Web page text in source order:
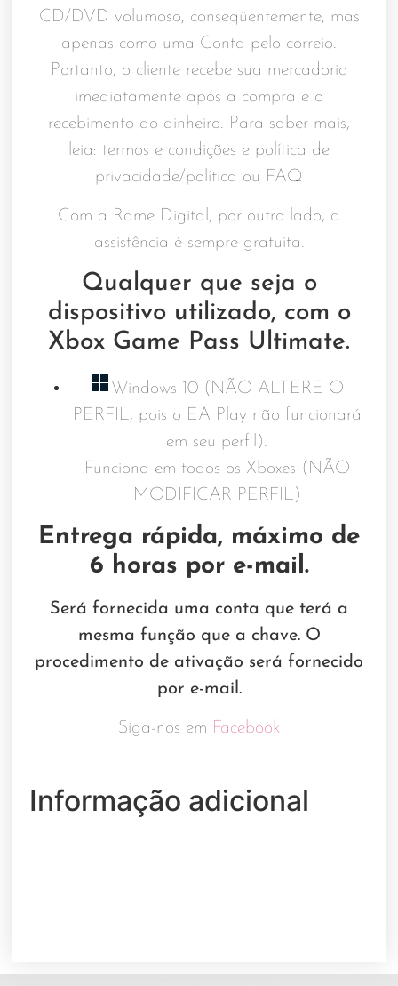
CD/DVD volumoso, conseqüentemente, mas
apenas como uma Conta pelo correio.
Portanto, o cliente recebe sua mercadoria
imediatamente após a compra e o
recebimento do dinheiro. Para saber mais,
leia: termos e condições e política de
privacidade/política ou FAQ
Com a Rame Digital, por outro lado, a
assistência é sempre gratuita.
Qualquer que seja o
dispositivo utilizado, com o
Xbox Game Pass Ultimate.
Windows 10 (NÃO ALTERE O
PERFIL, pois o EA Play não funcionará
em seu perfil).
Funciona em todos os Xboxes (NÃO
MODIFICAR PERFIL)
Entrega rápida, máximo de
6 horas por e-mail.
Será fornecida uma conta que terá a
mesma função que a chave. O
procedimento de ativação será fornecido
por e-mail.
Siga-nos em Facebook
Informação adicional